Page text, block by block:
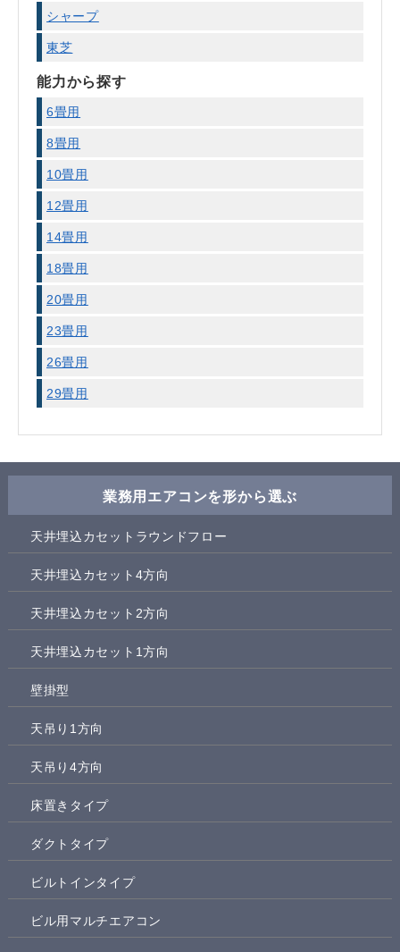
シャープ
東芝
能力から探す
6畳用
8畳用
10畳用
12畳用
14畳用
18畳用
20畳用
23畳用
26畳用
29畳用
業務用エアコンを形から選ぶ
天井埋込カセットラウンドフロー
天井埋込カセット4方向
天井埋込カセット2方向
天井埋込カセット1方向
壁掛型
天吊り1方向
天吊り4方向
床置きタイプ
ダクトタイプ
ビルトインタイプ
ビル用マルチエアコン